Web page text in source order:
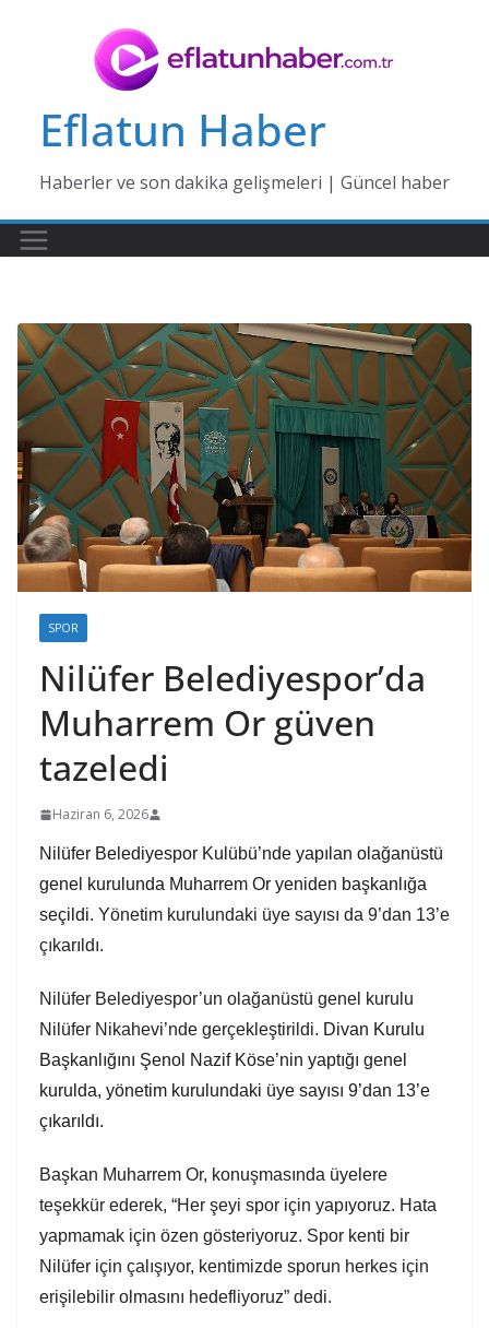
Eflatun Haber
Haberler ve son dakika gelişmeleri | Güncel haber
SPOR
Nilüfer Belediyespor’da
Muharrem Or güven
tazeledi
Haziran 6, 2026
Nilüfer Belediyespor Kulübü’nde yapılan olağanüstü
genel kurulunda Muharrem Or yeniden başkanlığa
seçildi. Yönetim kurulundaki üye sayısı da 9’dan 13’e
çıkarıldı.
Nilüfer Belediyespor’un olağanüstü genel kurulu
Nilüfer Nikahevi’nde gerçekleştirildi. Divan Kurulu
Başkanlığını Şenol Nazif Köse’nin yaptığı genel
kurulda, yönetim kurulundaki üye sayısı 9’dan 13’e
çıkarıldı.
Başkan Muharrem Or, konuşmasında üyelere
teşekkür ederek, “Her şeyi spor için yapıyoruz. Hata
yapmamak için özen gösteriyoruz. Spor kenti bir
Nilüfer için çalışıyor, kentimizde sporun herkes için
erişilebilir olmasını hedefliyoruz” dedi.